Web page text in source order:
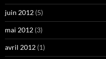
juin 2012 (5)
mai 2012 (3)
avril 2012 (1)